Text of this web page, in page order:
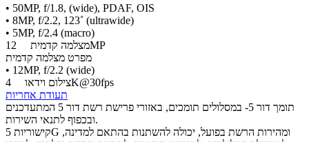
• 50MP, f/1.8, (wide), PDAF, OIS
• 8MP, f/2.2, 123˚ (ultrawide)
• 5MP, f/2.4 (macro)
מצלמה קדמית12MP
מפרט מצלמה קדמית
• 12MP, f/2.2 (wide)
צילום וידאו4K@30fps
תעודת אחריות
תומך דור 5- במסלולים תומכים, באזורי פרישת רשת דור 5 המתעדכנים
ובכפוף לתנאי השירות.
קישוריות 5G ומהירות הרשת בפועל, יכולה להשתנות בהתאם למדינה,